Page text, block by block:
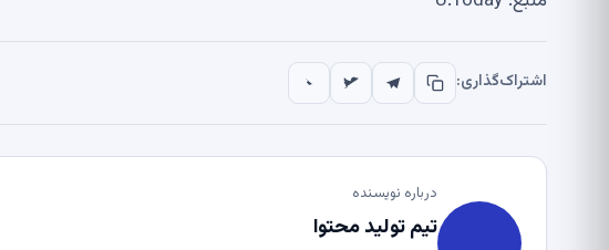
اشتراک‌گذاری:
درباره نویسنده
تیم تولید محتوا